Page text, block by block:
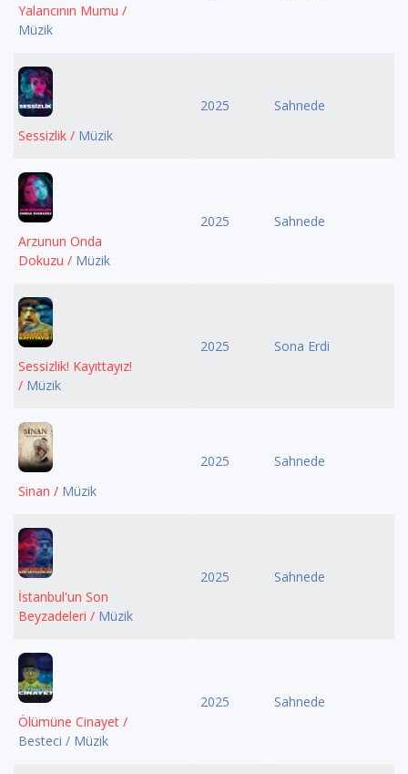
Yalancının Mumu /
Müzik
Sessizlik / Müzik
2025 Sahnede
Arzunun Onda
Dokuzu / Müzik
2025 Sahnede
Sessizlik! Kayıttayız!
/ Müzik
2025 Sona Erdi
Sinan / Müzik
2025 Sahnede
İstanbul'un Son
Beyzadeleri / Müzik
2025 Sahnede
Ölümüne Cinayet /
Besteci / Müzik
2025 Sahnede